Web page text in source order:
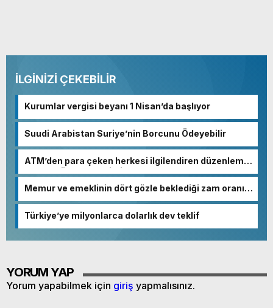
İLGİNİZİ ÇEKEBİLİR
Kurumlar vergisi beyanı 1 Nisan’da başlıyor
Suudi Arabistan Suriye’nin Borcunu Ödeyebilir
ATM’den para çeken herkesi ilgilendiren düzenleme!
Sayılar tümden değişti
Memur ve emeklinin dört gözle beklediği zam oranı
Türkiye’ye milyonlarca dolarlık dev teklif
YORUM YAP
Yorum yapabilmek için giriş yapmalısınız.